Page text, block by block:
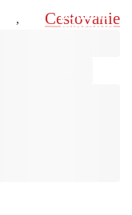
, Cestovanie